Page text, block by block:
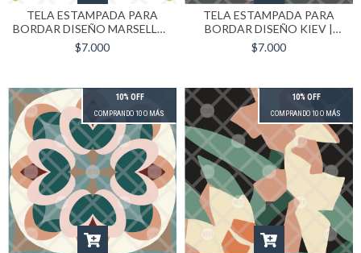
TELA ESTAMPADA PARA
BORDAR DISEÑO MARSELLA |
FORMATO 40X40
$7.000
TELA ESTAMPADA PARA
BORDAR DISEÑO KIEV |
FORMATO 40X40
$7.000
10% OFF
COMPRANDO 10 O MÁS
10% OFF
COMPRANDO 10 O MÁS